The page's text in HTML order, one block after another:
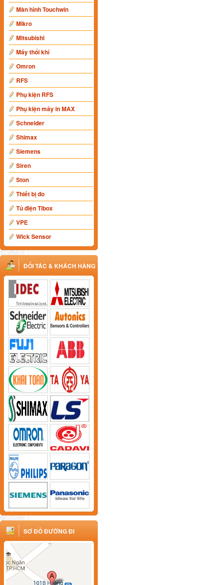
Màn hình Touchwin
Mikro
Mitsubishi
Máy thổi khí
Omron
RFS
Phụ kiện RFS
Phụ kiện máy in MAX
Schneider
Shimax
Siemens
Siren
Ston
Thiết bị đo
Tủ điện Tibox
VPE
Wick Sensor
ĐỐI TÁC & KHÁCH HÀNG
SƠ ĐỒ ĐƯỜNG ĐI